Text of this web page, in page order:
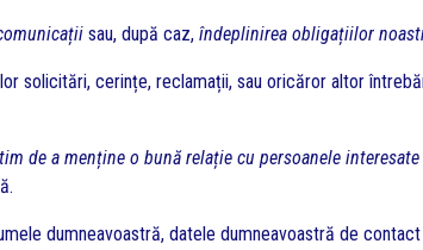
sau, după caz, îndeplinirea obligațiilor
solicitări, cerințe, reclamații, sau oricăror altor
de a menține o bună relație cu persoanele interesate
dumneavoastră, datele dumneavoastră de